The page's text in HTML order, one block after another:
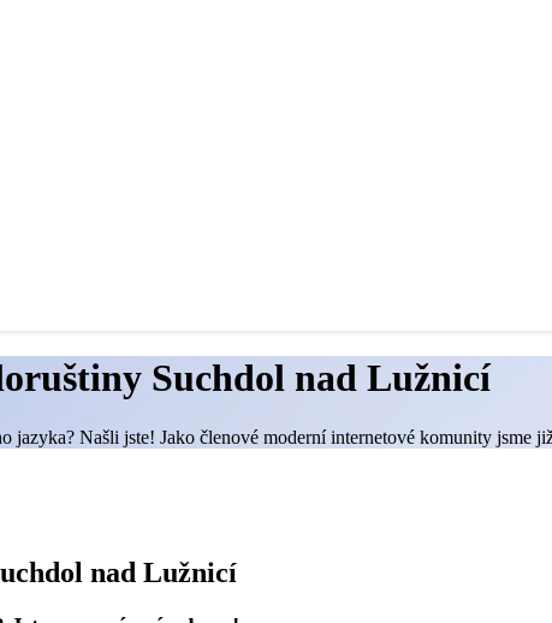
Suchdol nad Lužnicí
jazyka? Našli jste! Jako členové moderní internetové komunity
nad Lužnicí